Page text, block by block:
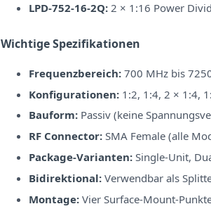
LPD-752-16-2Q: 2 × 1:16 Power
Wichtige Spezifikationen
Frequenzbereich: 700 MHz bis
Konfigurationen: 1:2, 1:4, 2 × 1:4,
Bauform: Passiv (keine
RF Connector: SMA Female (alle
Package-Varianten: Single-Unit,
Bidirektional: Verwendbar als
Montage: Vier Surface-Mount-